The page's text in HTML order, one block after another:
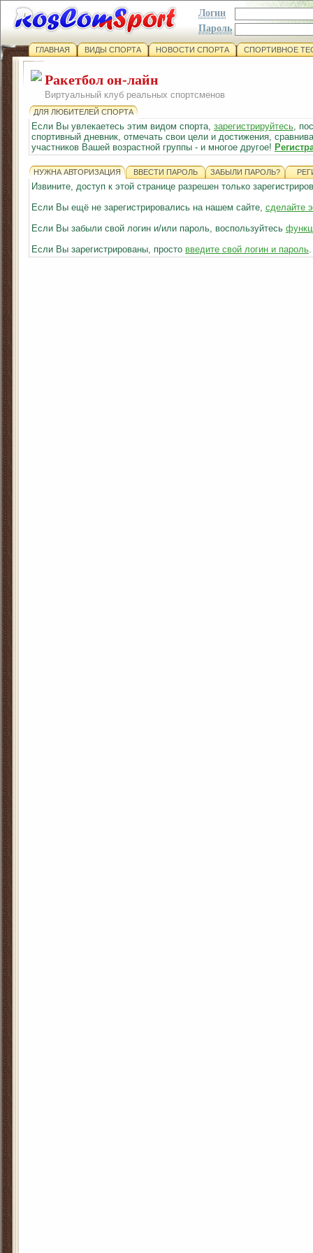
Логин
Пароль
ГЛАВНАЯ ВИДЫ СПОРТА НОВОСТИ СПОРТА СПОРТИВНОЕ
Ракетбол он-лайн
Виртуальный клуб реальных спортсменов
ДЛЯ ЛЮБИТЕЛЕЙ СПОРТА
Если Вы увлекаетесь этим видом спорта, зарегистрируйтесь,
спортивный дневник, отмечать свои цели и достижения,
участников Вашей возрастной группы - и многое другое!
НУЖНА АВТОРИЗАЦИЯ ВВЕСТИ ПАРОЛЬ ЗАБЫЛИ ПАРОЛЬ?
Извините, доступ к этой странице разрешен только
Если Вы ещё не зарегистрировались на нашем сайте, сделайте
Если Вы забыли свой логин и/или пароль, воспользуйтесь
Если Вы зарегистрированы, просто введите свой логин и пароль.